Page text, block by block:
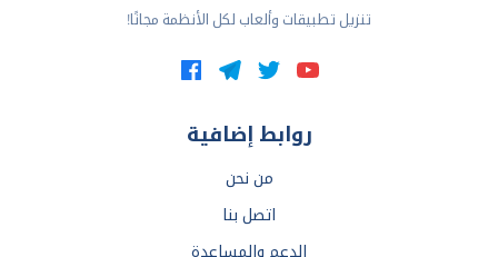
تنزيل تطبيقات وألعاب لكل الأنظمة مجانًا!
روابط إضافية
من نحن
اتصل بنا
الدعم والمساعدة